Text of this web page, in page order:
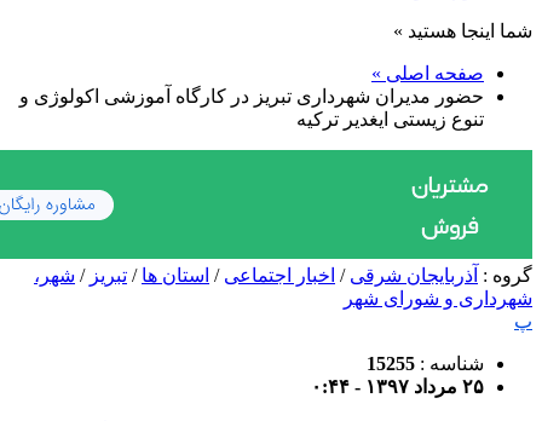
شما اینجا هستید »
صفحه اصلی »
حضور مدیران شهرداری تبریز در کارگاه آموزشی اکولوژی و
تنوع زیستی ایغدیر ترکیه
گروه : آذربایجان شرقی / اخبار اجتماعی / استان ها / تبریز / شهر،
شهرداری و شورای شهر
پ
شناسه : 15255
۲۵ مرداد ۱۳۹۷ - ۰:۴۴